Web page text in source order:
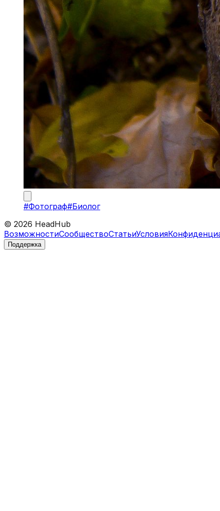
#Фотограф#Биолог
© 2026 HeadHub
ВозможностиСообществоСтатьиУсловия
Поддержка